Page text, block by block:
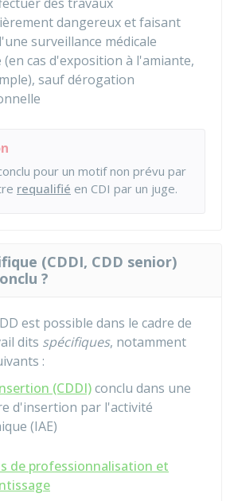
dangereux et faisant
surveillance médicale
(en cas d'exposition à l'amiante,
sauf dérogation
pour un motif non prévu par
requalifié en CDI par un juge.
(CDDI, CDD senior)
?
est possible dans le cadre de
dits spécifiques, notamment
:
(CDDI)conclu dans une
d'insertion par l'activité
(IAE)
de professionnalisation et